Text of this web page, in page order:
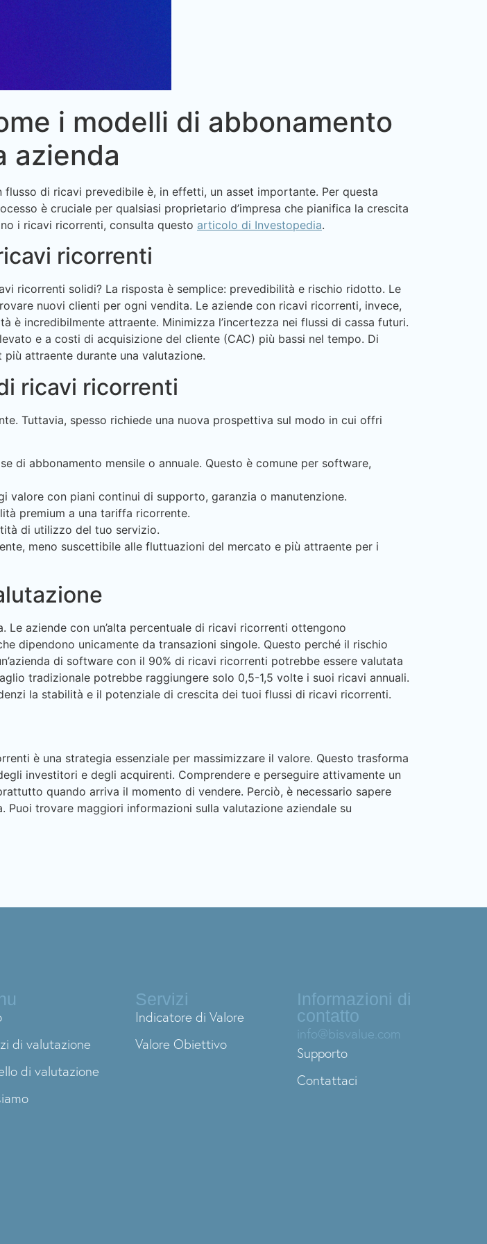
i modelli di abbonamento
azienda
di ricavi prevedibile è, in effetti, un asset importante. Per questa
è cruciale per qualsiasi proprietario d’impresa che pianifica la crescita
i ricavi ricorrenti, consulta questo articolo di Investopedia.
ricorrenti
ricorrenti solidi? La risposta è semplice: prevedibilità e rischio ridotto. Le
nuovi clienti per ogni vendita. Le aziende con ricavi ricorrenti, invece,
incredibilmente attraente. Minimizza l’incertezza nei flussi di cassa futuri.
e a costi di acquisizione del cliente (CAC) più bassi nel tempo. Di
attraente durante una valutazione.
ricavi ricorrenti
Tuttavia, spesso richiede una nuova prospettiva sul modo in cui offri
di abbonamento mensile o annuale. Questo è comune per software,
valore con piani continui di supporto, garanzia o manutenzione.
premium a una tariffa ricorrente.
di utilizzo del tuo servizio.
meno suscettibile alle fluttuazioni del mercato e più attraente per i
aziende con un’alta percentuale di ricavi ricorrenti ottengono
dipendono unicamente da transazioni singole. Questo perché il rischio
di software con il 90% di ricavi ricorrenti potrebbe essere valutata
tradizionale potrebbe raggiungere solo 0,5-1,5 volte i suoi ricavi annuali.
la stabilità e il potenziale di crescita dei tuoi flussi di ricavi ricorrenti.
è una strategia essenziale per massimizzare il valore. Questo trasforma
investitori e degli acquirenti. Comprendere e perseguire attivamente un
quando arriva il momento di vendere. Perciò, è necessario sapere
trovare maggiori informazioni sulla valutazione aziendale su
di valutazione
di valutazione
Servizi
Indicatore di Valore
Valore Obiettivo
Informazioni di
contatto
info@bisvalue.com
Supporto
Contattaci